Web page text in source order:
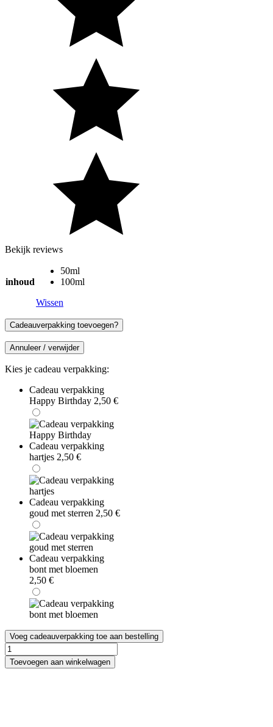
Bekijk reviews
inhoud
50ml
100ml
Wissen
Cadeauverpakking toevoegen?
Annuleer / verwijder
Kies je cadeau verpakking:
Cadeau verpakking
Happy Birthday 2,50 €
Cadeau verpakking
hartjes 2,50 €
Cadeau verpakking
goud met sterren 2,50 €
Cadeau verpakking
bont met bloemen
2,50 €
Voeg cadeauverpakking toe aan bestelling
Kayali
Eden
Sparkling
Toevoegen aan winkelwagen